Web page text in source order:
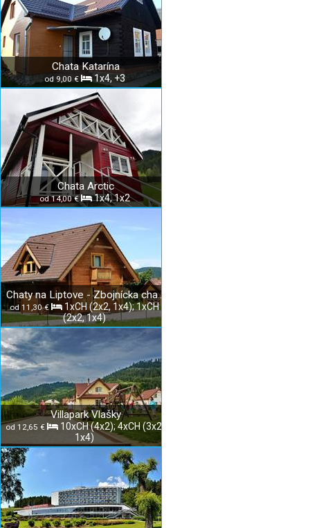
Chata Katarína
od 9,00 € 1x4, +3
Chata Arctic
od 14,00 € 1x4, 1x2
Chaty na Liptove - Zbojnícka chata, Chata Valaška
od 11,30 €
1xCH (2x2, 1x4); 1xCH
(2x2, 1x4)
Villapark Vlašky
od 12,65 €
10xCH (4x2); 4xCH (3x2,
1x4)